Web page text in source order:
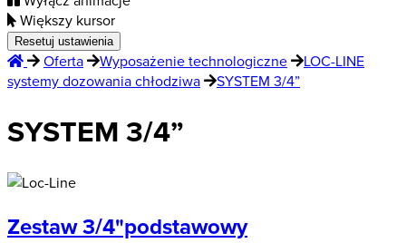
Większy kursor
Resetuj ustawienia
Oferta Wyposażenie technologiczne
LOC-LINE
systemy dozowania chłodziwa
SYSTEM 3/4”
SYSTEM 3/4”
Zestaw 3/4"podstawowy